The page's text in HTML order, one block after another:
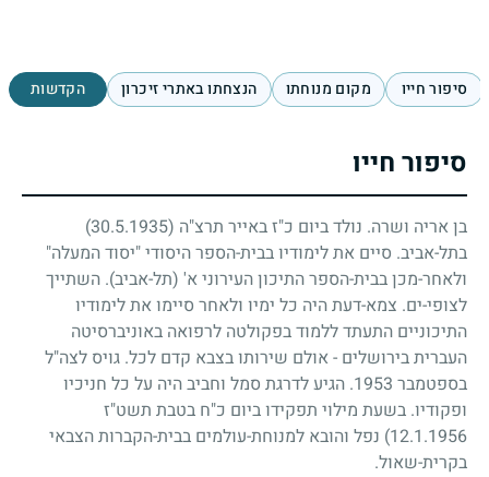
סיפור חייו מקום מנוחתו הנצחתו באתרי זיכרון הקדשות
סיפור חייו
בן אריה ושרה. נולד ביום כ"ז באייר תרצ"ה (30.5.1935)
בתל-אביב. סיים את לימודיו בבית-הספר היסודי "יסוד המעלה"
ולאחר-מכן בבית-הספר התיכון העירוני א' (תל-אביב). השתייך
לצופי-ים. צמא-דעת היה כל ימיו ולאחר סיימו את לימודיו
התיכוניים התעתד ללמוד בפקולטה לרפואה באוניברסיטה
העברית בירושלים -אולם שירותו בצבא קדם לכל. גויס לצה"ל
בספטמבר 1953. הגיע לדרגת סמל וחביב היה על כל חניכיו
ופקודיו. בשעת מילוי תפקידו ביום כ"ח בטבת תשט"ז
12.1.1956) נפל והובא למנוחת-עולמים בבית-הקברות הצבאי
בקרית-שאול.